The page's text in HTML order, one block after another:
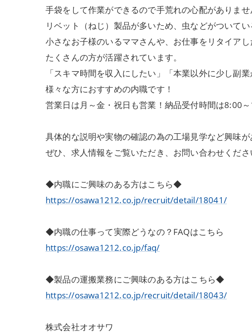
手袋をして作業ができるので手荒れの心配がありませ
リベット（ねじ）製品が多いため、虫などがついてい
小さなお子様のいるママさんや、お仕事をリタイア
たくさんの方が活躍されています。
「スキマ時間を収入にしたい」「本業以外に少し副
様々な方におすすめの内職です！
営業日は月～金・祝日も営業！納品受付時間は8:00～
具体的な説明や実物の確認の為の工場見学など興味が
ぜひ、求人情報をご覧いただき、お問い合わせくださ
◆内職にご興味のある方はこちら◆
https://osawa1212.co.jp/recruit/detail/18041/
◆内職の仕事って実際どうなの？FAQはこちら
https://osawa1212.co.jp/faq/
◆製品の運搬業務にご興味のある方はこちら◆
https://osawa1212.co.jp/recruit/detail/18043/
株式会社オオサワ